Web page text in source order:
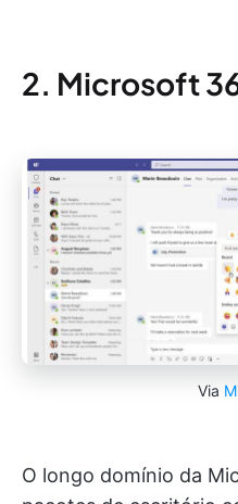
2. Microsoft
Via
O longo domínio da